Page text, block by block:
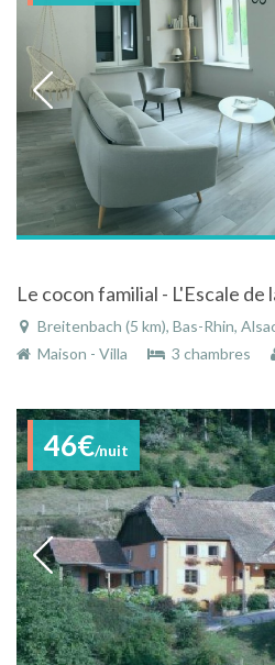
Breitenbach (5 km), Bas-Rhin,
Maison - Villa
3 chambres
46€/nuit